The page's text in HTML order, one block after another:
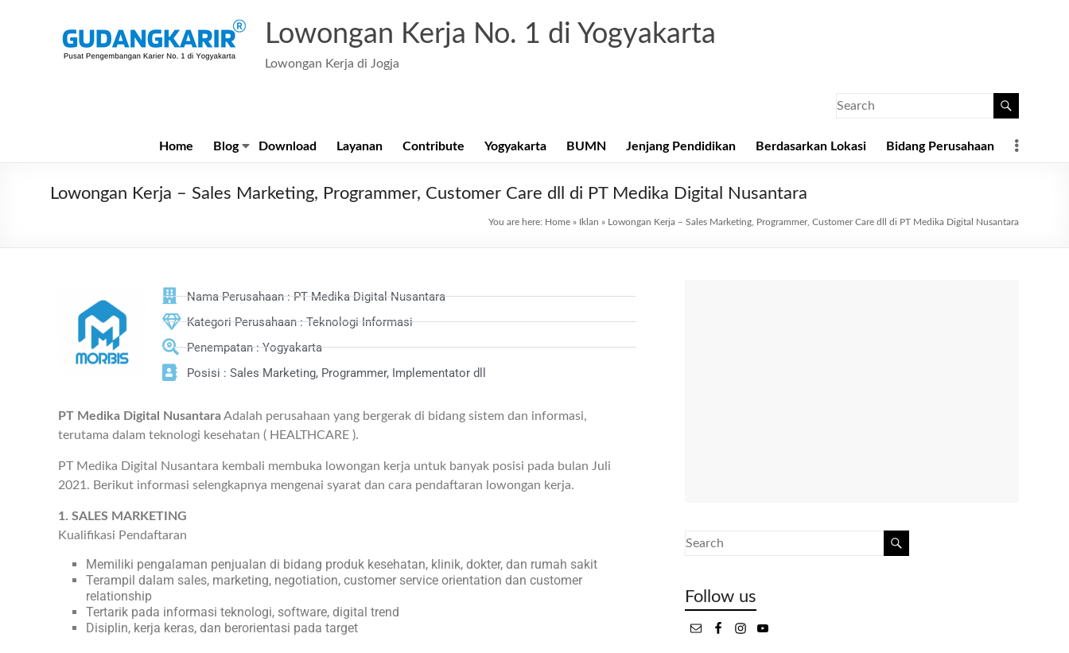
Lowongan Kerja No. 1 di Yogyakarta
Lowongan Kerja di Jogja
Home Blog Download Layanan Contribute Yogyakarta BUMN Jenjang Pendidikan Berdasarkan Lokasi Bidang Perusahaan
Lowongan Kerja – Sales Marketing, Programmer, Customer Care dll di PT Medika Digital Nusantara
You are here: Home » Iklan » Lowongan Kerja – Sales Marketing, Programmer, Customer Care dll di PT Medika Digital Nusantara
Nama Perusahaan : PT Medika Digital Nusantara
Kategori Perusahaan : Teknologi Informasi
Penempatan : Yogyakarta
Posisi : Sales Marketing, Programmer, Implementator dll
PT Medika Digital NusantaraAdalah perusahaan yang bergerak di bidang sistem dan informasi,
terutama dalam teknologi kesehatan ( HEALTHCARE ).
PT Medika Digital Nusantara kembali membuka lowongan kerja untuk banyak posisi pada bulan Juli
2021. Berikut informasi selengkapnya mengenai syarat dan cara pendaftaran lowongan kerja.
1. SALES MARKETING
Kualifikasi Pendaftaran
Memiliki pengalaman penjualan di bidang produk kesehatan, klinik, dokter, dan rumah sakit
Terampil dalam sales, marketing, negotiation, customer service orientation dan customer
relationship
Tertarik pada informasi teknologi, software, digital trend
Disiplin, kerja keras, dan berorientasi pada target
Follow us